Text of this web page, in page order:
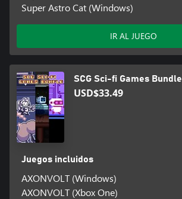
Super Astro Cat (Windows)
IR AL JUEGO
SCG Sci-fi Games Bundle
USD$33.49
Juegos incluidos
AXONVOLT (Windows)
AXONVOLT (Xbox One)